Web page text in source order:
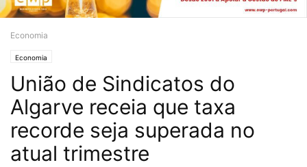
Economia
Economia
União de Sindicatos do
Algarve receia que taxa
recorde seja superada no
atual trimestre